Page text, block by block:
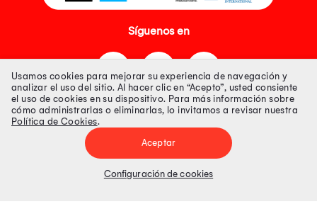
Síguenos en
Tienda 100% Segura
Tiendas Peruanas S.A. R.U.C. Nº 20493020618. Todos los derechos
Precios disponibles solo en www.oechsle.pe. Precios online publicados
Usamos cookies para mejorar su experiencia de navegación y
analizar el uso del sitio. Al hacer clic en “Acepto”, usted consiente
el uso de cookies en su dispositivo. Para más información sobre
cómo administrarlas o eliminarlas, lo invitamos a revisar nuestra
Política de Cookies.
Aceptar
Configuración de cookies